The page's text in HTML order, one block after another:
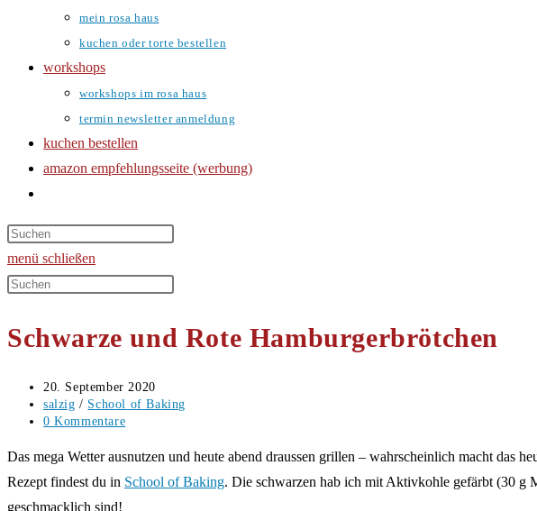
mein rosa haus
kuchen oder torte bestellen
workshops
workshops im rosa haus
termin newsletter anmeldung
kuchen bestellen
amazon empfehlungsseite (werbung)
umschalten
menü schließen
Diese
durchsuchen
Schwarze und Rote Hamburgerbrötchen
Beitrag
veröffentlicht:
20. September 2020
Beitrags-
Kategorie:
salzig / School of Baking
Beitrags-
0 Kommentare
Das mega Wetter ausnutzen und heute abend draussen grillen – wahrscheinlich macht das
Rezept findest du in School of Baking. Die schwarzen hab ich mit Aktivkohle gefärbt (30 g
geschmacklich sind!